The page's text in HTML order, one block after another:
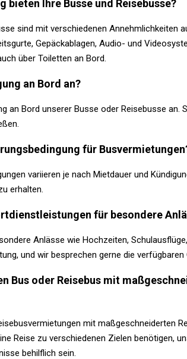
bieten Ihre Busse und Reisebusse?
sind mit verschiedenen
Gepäckablagen, Audio- und
über Toiletten an Bord.
an Bord an?
an Bord unserer Busse oder Reisebusse
für
variieren je nach Mietdauer und
erhalten.
für besondere
Anlässe wie Hochzeiten,
und wir besprechen gerne die verfügbaren
Bus oder Reisebus mit
mit maßgeschneiderten
Reise zu verschiedenen Zielen benötigen,
behilflich sein.